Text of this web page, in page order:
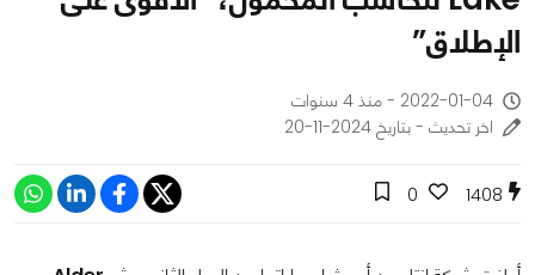
الإطلاق”
2022-01-04 - منذ 4 سنوات
اخر تحديث - بتاريخ 2024-11-20
1408
0